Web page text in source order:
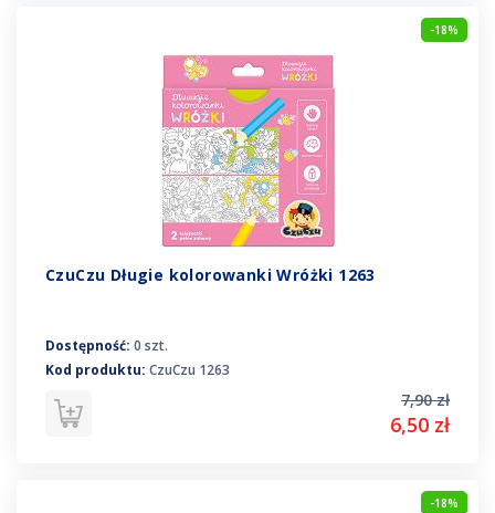
-18%
CzuCzu Długie kolorowanki Wróżki 1263
Dostępność: 0 szt.
Kod produktu: CzuCzu 1263
7,90 zł
6,50 zł
-18%